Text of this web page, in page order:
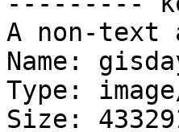
A non-text
Name:
Type:
Size: